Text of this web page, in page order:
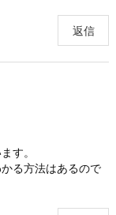
返信
す。
る方法はあるので